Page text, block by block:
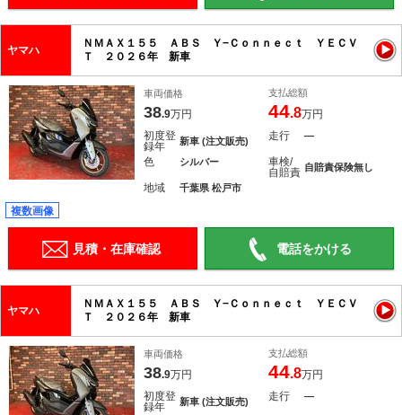
ヤマハ
ＮＭＡＸ１５５ ＡＢＳ Ｙ−Ｃｏｎｎｅｃｔ ＹＥＣＶ
Ｔ ２０２６年 新車
車両価格
38.9万円
支払総額
44.8万円
初度登
録年
新車 (注文販売) 走行 ―
色 シルバー
車検/
自賠責 自賠責保険無し
地域 千葉県 松戸市
複数画像
見積・在庫確認 電話をかける
ヤマハ
ＮＭＡＸ１５５ ＡＢＳ Ｙ−Ｃｏｎｎｅｃｔ ＹＥＣＶ
Ｔ ２０２６年 新車
車両価格
38.9万円
支払総額
44.8万円
初度登
録年
新車 (注文販売) 走行 ―